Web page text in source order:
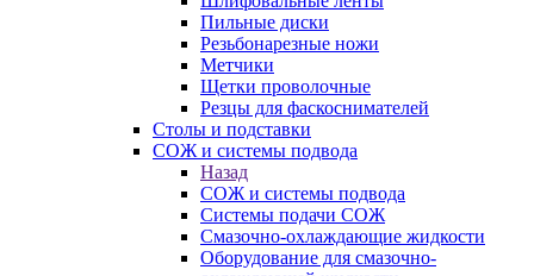
Пильные диски
Резьбонарезные ножи
Метчики
Щетки проволочные
Резцы для фаскоснимателей
Столы и подставки
СОЖ и системы подвода
Назад
СОЖ и системы подвода
Системы подачи СОЖ
Смазочно-охлаждающие жидкости
Оборудование для смазочно-